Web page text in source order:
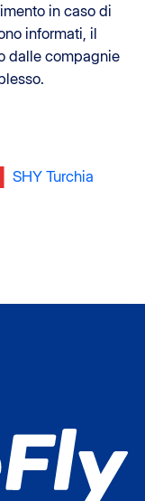
in caso di
informati, il
dalle compagnie
SHY Turchia